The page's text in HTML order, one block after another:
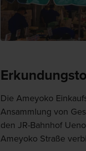
Die Ameyoko
Ansammlung von
den JR-Bahnhof
Ameyoko Straße